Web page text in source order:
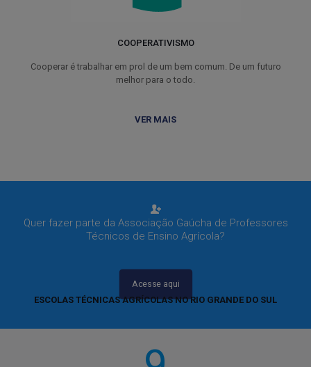
COOPERATIVISMO
Cooperar é trabalhar em prol de um bem comum. De um futuro
melhor para o todo.
VER MAIS
Quer fazer parte da Associação Gaúcha de Professores
Técnicos de Ensino Agrícola?
Acesse aqui
ESCOLAS TÉCNICAS AGRÍCOLAS NO RIO GRANDE DO SUL